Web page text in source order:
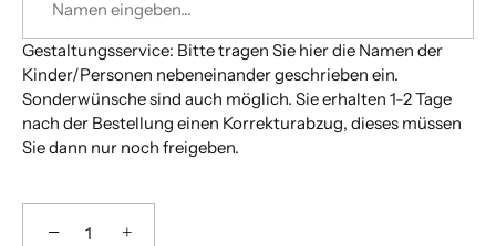
Gestaltungsservice: Bitte tragen Sie hier die Namen der
Kinder/Personen nebeneinander geschrieben ein.
Sonderwünsche sind auch möglich. Sie erhalten 1-2 Tage
nach der Bestellung einen Korrekturabzug, dieses müssen
Sie dann nur noch freigeben.
− +